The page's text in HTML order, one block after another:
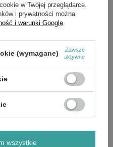
w Twojej przeglądarce.
i prywatności można
i warunki Google
(wymagane)
Zawsze
aktywne
wszystkie